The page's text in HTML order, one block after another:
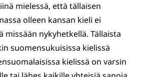
mielessä, että tällaisen
olleen kansan kieli ei
missään nykyhetkellä. Tällaista
suomensukuisissa kielissä
kielissä on varsin